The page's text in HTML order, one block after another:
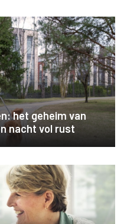
het geheim van
nacht vol rust